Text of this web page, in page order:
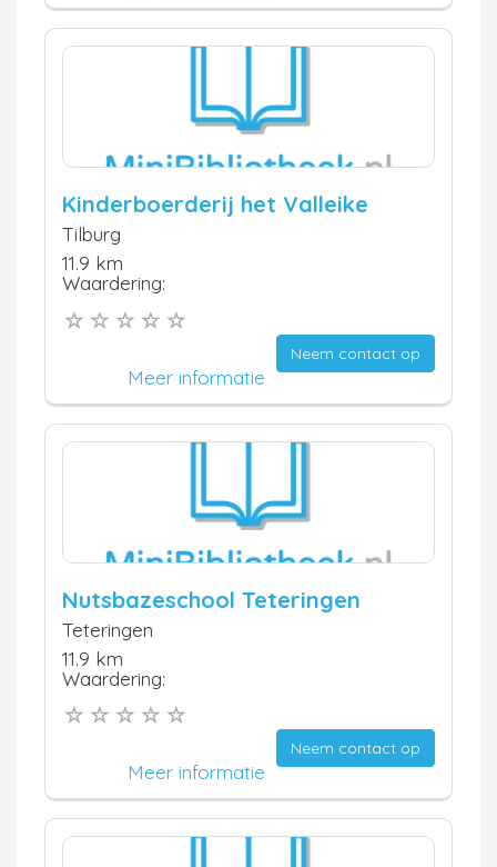
Kinderboerderij het Valleike
Tilburg
11.9 km
Waardering:
Neem contact op
Meer informatie
Nutsbazeschool Teteringen
Teteringen
11.9 km
Waardering:
Neem contact op
Meer informatie